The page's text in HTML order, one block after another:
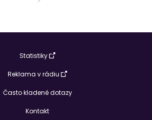
Statistiky
Reklama v rádiu
Často kladené dotazy
Kontakt